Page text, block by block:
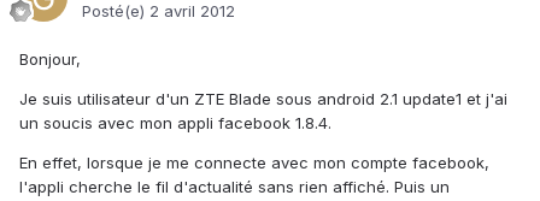
Posté(e) 2 avril 2012
Bonjour,
Je suis utilisateur d'un ZTE Blade sous android 2.1 update1 et j'ai
un soucis avec mon appli facebook 1.8.4.
En effet, lorsque je me connecte avec mon compte facebook,
l'appli cherche le fil d'actualité sans rien affiché. Puis un